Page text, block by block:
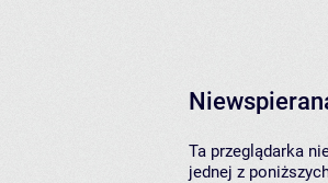
Ta przeglądarka
jednej z